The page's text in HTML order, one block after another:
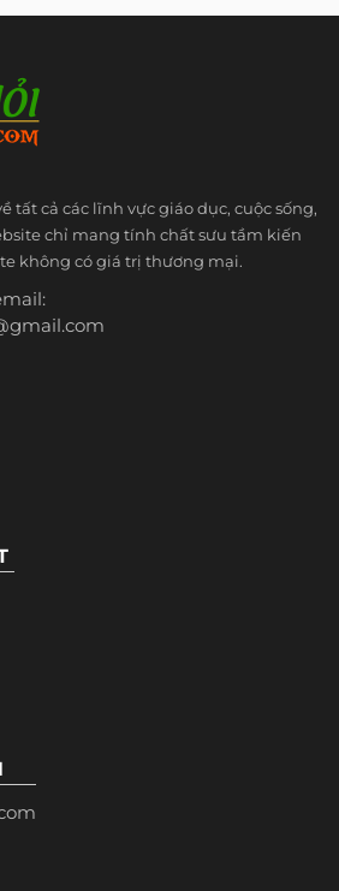
tất cả các lĩnh vực giáo dục, cuộc sống,
chỉ mang tính chất sưu tầm kiến
không có giá trị thương mại.